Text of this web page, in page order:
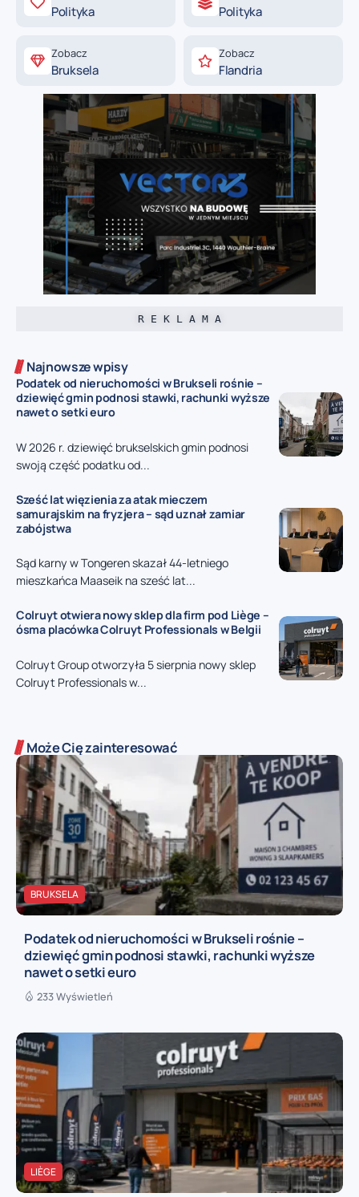
Polityka Polityka
Zobacz
Bruksela
Zobacz
Flandria
R E K L A M A
Najnowsze wpisy
Podatek od nieruchomości w Brukseli rośnie –
dziewięć gmin podnosi stawki, rachunki wyższe
nawet o setki euro
W 2026 r. dziewięć brukselskich gmin podnosi
swoją część podatku od...
Sześć lat więzienia za atak mieczem
samurajskim na fryzjera – sąd uznał zamiar
zabójstwa
Sąd karny w Tongeren skazał 44-letniego
mieszkańca Maaseik na sześć lat...
Colruyt otwiera nowy sklep dla firm pod Liège –
ósma placówka Colruyt Professionals w Belgii
Colruyt Group otworzyła 5 sierpnia nowy sklep
Colruyt Professionals w...
Może Cię zainteresować
BRUKSELA
Podatek od nieruchomości w Brukseli rośnie –
dziewięć gmin podnosi stawki, rachunki wyższe
nawet o setki euro
233 Wyświetleń
LIÈGE